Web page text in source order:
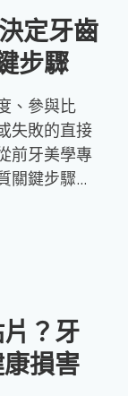
定牙齒
步驟
、參與比
失敗的直接
前牙美學專
關鍵步驟…
？牙
損害